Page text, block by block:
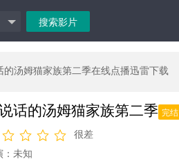
的汤姆猫家族第二季在线点播迅雷下载
话的汤姆猫家族第二季 完结
很差
未知